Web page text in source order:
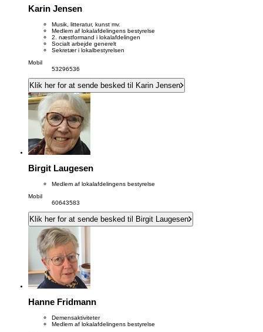
Karin Jensen
Musik, litteratur, kunst mv.
Medlem af lokalafdelingens bestyrelse
2. næstformand i lokalafdelingen
Socialt arbejde generelt
Sekretær i lokalbestyrelsen
Mobil
53296536
Klik her for at sende besked til Karin Jensen
Birgit Laugesen
Medlem af lokalafdelingens bestyrelse
Mobil
60643583
Klik her for at sende besked til Birgit Laugesen
Hanne Fridmann
Demensaktiviteter
Medlem af lokalafdelingens bestyrelse